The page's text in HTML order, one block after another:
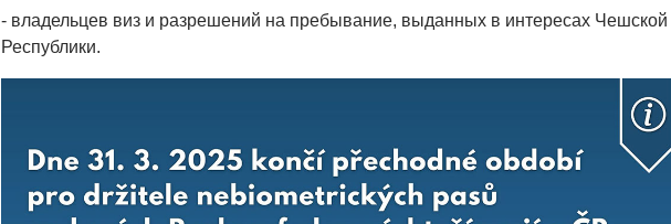
- владельцев виз и разрешений на пребывание, выданных в интересах Чешской
Республики.